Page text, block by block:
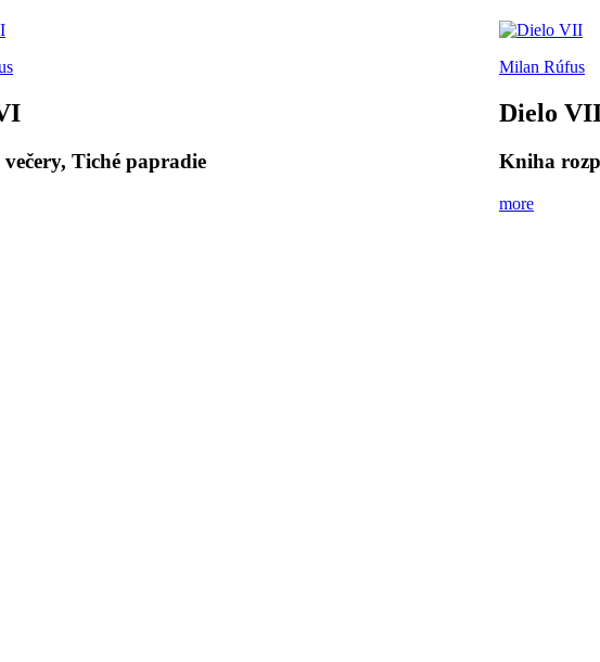
večery, Tiché papradie
Milan Rúfus
Dielo
Kniha
more